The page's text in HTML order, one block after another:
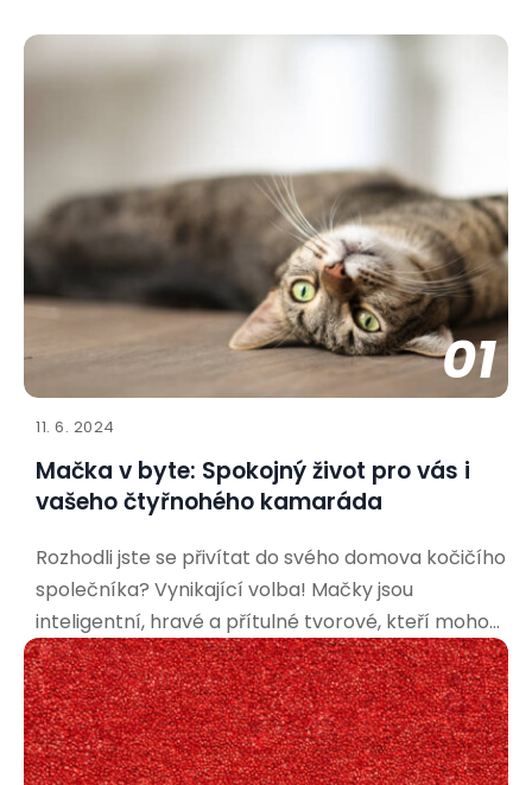
01
11. 6. 2024
Mačka v byte: Spokojný život pro vás i
vašeho čtyřnohého kamaráda
Rozhodli jste se přivítat do svého domova kočičího
společníka? Vynikající volba! Mačky jsou
inteligentní, hravé a přítulné tvorové, kteří mohou
přinést do vašeho života spoustu radosti. Aby bylo
soužití co nejpříjemnější pro vás i vašeho nového
spolubydlícího, je důležité připravit se a vytvořit
mu vhodné